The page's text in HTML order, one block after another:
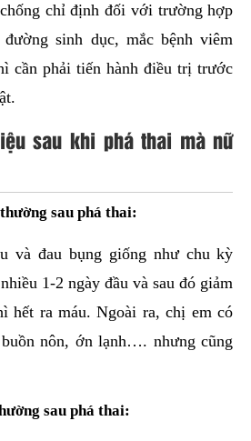
chỉ định đối với trường hợp
sinh dục, mắc bệnh viêm
cần phải tiến hành điều trị trước
sau khi phá thai mà nữ
sau phá thai:
và đau bụng giống như chu kỳ
1-2 ngày đầu và sau đó giảm
hết ra máu. Ngoài ra, chị em có
nôn, ớn lạnh…. nhưng cũng
sau phá thai: